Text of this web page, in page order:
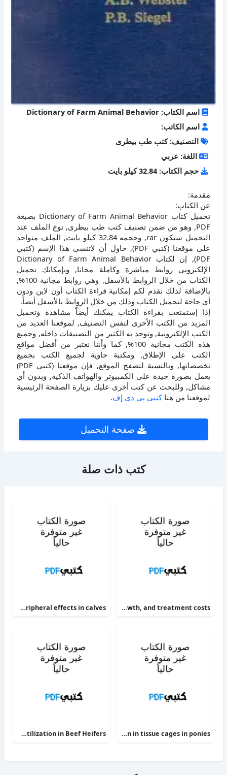
اسم الكتاب: Dictionary of Farm Animal Behavior
اسم الكاتب:
التصنيف: كتب طب بيطرى
اللغة: عربي
حجم الكتاب: 32.84 كيلو بايت
مقدمة:
عن الكتاب:
تحميل كتاب Dictionary of Farm Animal Behavior بصيغة
PDF, وهو من ضمن تصنيف كتب طب بيطرى, نوع الملف عند
التحميل سيكون rar, وحجمه 32.84 كيلو بايت, الملف متواجد
على موقعنا (كتبي PDF), حاول أن لاتنسى هذا الإسم (كتبي
PDF), إن لكتاب Dictionary of Farm Animal Behavior
الإلكتروني روابط مباشرة وكاملة مجانا, وبإمكانك تحميل
الكتاب من خلال الروابط بالأسفل, وهي روابط مجانية 100%,
بالإضافة لذلك نقدم لكم إمكانية قراءة الكتاب أون لاين ودون
أي حاجة لتحميل الكتاب وذلك من خلال الروابط بالأسفل أيضاً.
إذا إستمتعت بقراءة الكتاب يمكنك أيضاً مشاهدة وتحميل
المزيد من الكتب الأخرى لنفس التصنيف, لموقعنا العديد من
الكتب الإلكترونية, وتوجد به الكثير من التصنيفات داخله, وجميع
هذه الكتب مجانية 100%, كما وأننا نعتبر من أفضل مواقع
الكتب على الإطلاق, ومكتبة حاوية لجميع الكتب بجميع
تخصصاتها, وبالنسبة لتصفح الموقع, فإن موقعنا (كتبي PDF)
يعمل بصورة جيدة على الكمبيوتر والهواتف الذكية, وبدون أي
مشاكل, وللبحث عن كتب أخرى عليك بزيارة الصفحة الرئيسية
لموقعنا من هناكتبي بي دي إف.
صفحة التحميل
كتب ذات صلة
Targeting therapy to minimize antimicrobial use in preweaned calves effects on health, growth, and treatment costs
The alpha 2-adrenoceptor agonists xylazine and guanfacine exert different central nervous system, but comparable peripheral effects in calves
Clinical efficacy of intravenous administration of marbofloxacin in a Staphylococcus aureus infection in tissue cages in ponies
Phosphorus Deficiency Metabolism and Food Utilization in Beef Heifers